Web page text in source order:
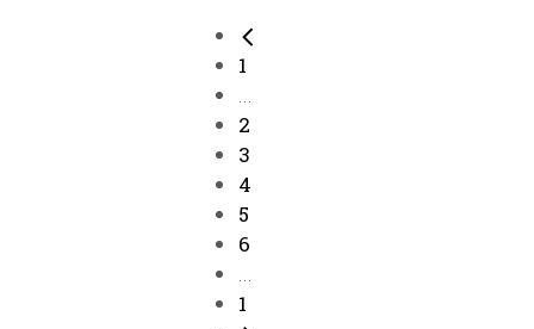
1
...
2
3
4
5
6
...
1